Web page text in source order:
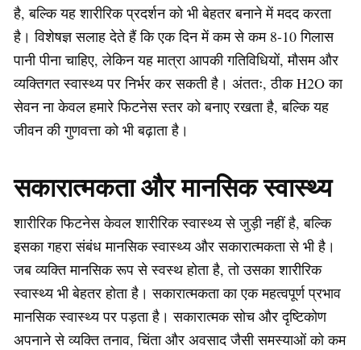
है, बल्कि यह शारीरिक प्रदर्शन को भी बेहतर बनाने में मदद करता
है। विशेषज्ञ सलाह देते हैं कि एक दिन में कम से कम 8-10 गिलास
पानी पीना चाहिए, लेकिन यह मात्रा आपकी गतिविधियों, मौसम और
व्यक्तिगत स्वास्थ्य पर निर्भर कर सकती है। अंततः, ठीक H2O का
सेवन ना केवल हमारे फिटनेस स्तर को बनाए रखता है, बल्कि यह
जीवन की गुणवत्ता को भी बढ़ाता है।
सकारात्मकता और मानसिक स्वास्थ्य
शारीरिक फिटनेस केवल शारीरिक स्वास्थ्य से जुड़ी नहीं है, बल्कि
इसका गहरा संबंध मानसिक स्वास्थ्य और सकारात्मकता से भी है।
जब व्यक्ति मानसिक रूप से स्वस्थ होता है, तो उसका शारीरिक
स्वास्थ्य भी बेहतर होता है। सकारात्मकता का एक महत्वपूर्ण प्रभाव
मानसिक स्वास्थ्य पर पड़ता है। सकारात्मक सोच और दृष्टिकोण
अपनाने से व्यक्ति तनाव, चिंता और अवसाद जैसी समस्याओं को कम